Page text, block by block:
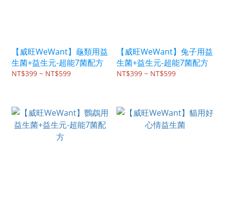
【威旺WeWant】龜類用益
生菌+益生元-超能7菌配方
NT$399 ~ NT$599
【威旺WeWant】兔子用益
生菌+益生元-超能7菌配方
NT$399 ~ NT$599